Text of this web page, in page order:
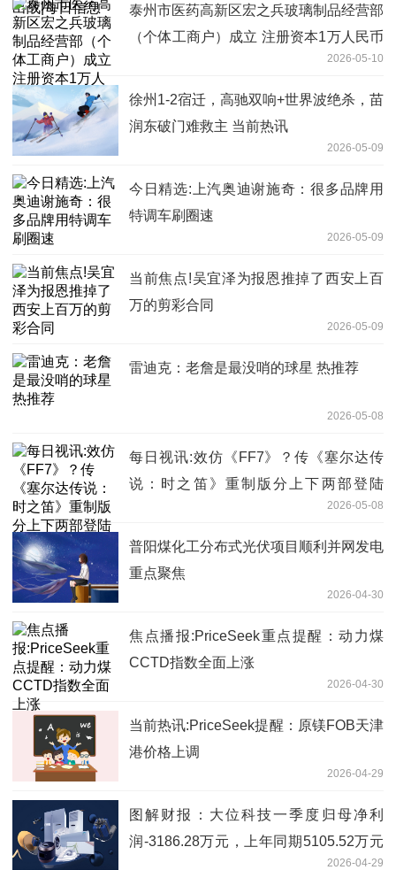
泰州市医药高新区宏之兵玻璃制品经营部
（个体工商户）成立 注册资本1万人民币
2026-05-10
徐州1-2宿迁，高驰双响+世界波绝杀，苗
润东破门难救主 当前热讯
2026-05-09
今日精选:上汽奥迪谢施奇：很多品牌用
特调车刷圈速
2026-05-09
当前焦点!吴宜泽为报恩推掉了西安上百
万的剪彩合同
2026-05-09
雷迪克：老詹是最没哨的球星 热推荐
2026-05-08
每日视讯:效仿《FF7》？传《塞尔达传
说：时之笛》重制版分上下两部登陆
2026-05-08
普阳煤化工分布式光伏项目顺利并网发电
重点聚焦
2026-04-30
焦点播报:PriceSeek重点提醒：动力煤
CCTD指数全面上涨
2026-04-30
当前热讯:PriceSeek提醒：原镁FOB天津
港价格上调
2026-04-29
图解财报：大位科技一季度归母净利
润-3186.28万元，上年同期5105.52万元
2026-04-29